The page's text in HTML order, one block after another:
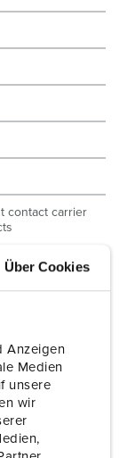
Über Cookies
Anzeigen
Medien
unsere
wir
contact carrier